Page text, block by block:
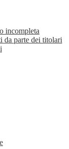
incompleta
da parte dei titolari